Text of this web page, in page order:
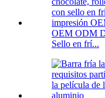
OEM ODM
Sello en frí...